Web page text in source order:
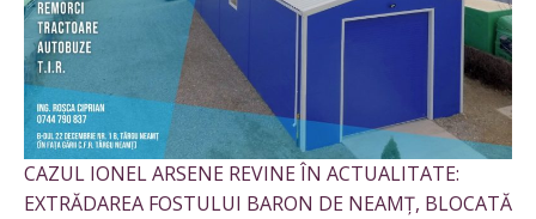
CAZUL IONEL ARSENE REVINE ÎN ACTUALITATE:
EXTRĂDAREA FOSTULUI BARON DE NEAMȚ, BLOCATĂ